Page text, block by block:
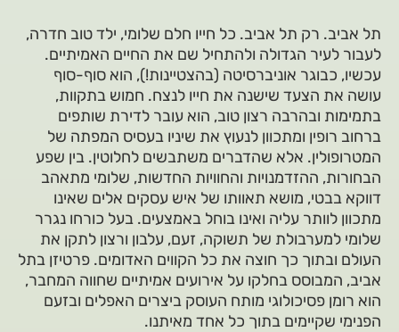
תל אביב. רק תל אביב. כל חייו חלם שלומי, ילד טוב חדרה,
לעבור לעיר הגדולה ולהתחיל שם את החיים האמיתיים.
עכשיו, כבוגר אוניברסיטה (בהצטיינות!), הוא סוף-סוף
עושה את הצעד שישנה את חייו לנצח. חמוש בתקוות,
בתמימות ובהרבה רצון טוב, הוא עובר לדירת שותפים
ברחוב רופין ומתכוון לנעוץ את שיניו בעסיס המפתה של
המטרופולין. אלא שהדברים משתבשים לחלוטין. בין שפע
הבחורות, ההזדמנויות והחוויות החדשות, שלומי מתאהב
דווקא בבטי, מושא תאוותו של איש עסקים אלים שאינו
מתכוון לוותר עליה ואינו בוחל באמצעים. בעל כורחו נגרר
שלומי למערבולת של תשוקה, זעם, עלבון ורצון לתקן את
העולם ובתוך כך חוצה את כל הקווים האדומים. פרטיזן בתל
אביב, המבוסס בחלקו על אירועים אמיתיים שחווה המחבר,
הוא רומן פסיכולוגי מותח העוסק ביצרים האפלים ובזעם
הפנימי שקיימים בתוך כל אחד מאיתנו.